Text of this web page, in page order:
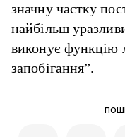
значну частку
найбільш
виконує функцію
запобігання”.